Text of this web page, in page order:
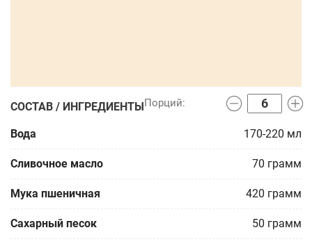
СОСТАВ / ИНГРЕДИЕНТЫ
Вода 170-220 мл
Сливочное масло 70 грамм
Мука пшеничная 420 грамм
Сахарный песок 50 грамм